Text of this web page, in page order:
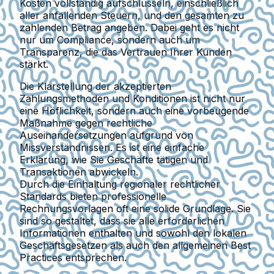
Kosten vollständig aufschlüsseln, einschließlich
aller anfallenden Steuern, und den gesamten zu
zahlenden Betrag angeben. Dabei geht es nicht
nur um Compliance, sondern auch um
Transparenz, die das Vertrauen Ihrer Kunden
stärkt.
Die Klarstellung der akzeptierten
Zahlungsmethoden und Konditionenist nicht nur
eine Höflichkeit, sondern auch eine vorbeugende
Maßnahme gegen rechtliche
Auseinandersetzungen aufgrund von
Missverständnissen. Es ist eine einfache
Erklärung, wie Sie Geschäfte tätigen und
Transaktionen abwickeln.
Durch die Einhaltung regionaler rechtlicher
Standards bietenprofessionelle
Rechnungsvorlagenoft eine solide Grundlage. Sie
sind so gestaltet, dass sie alle erforderlichen
Informationen enthalten und sowohl den lokalen
Geschäftsgesetzen als auch den allgemeinen Best
Practices entsprechen.